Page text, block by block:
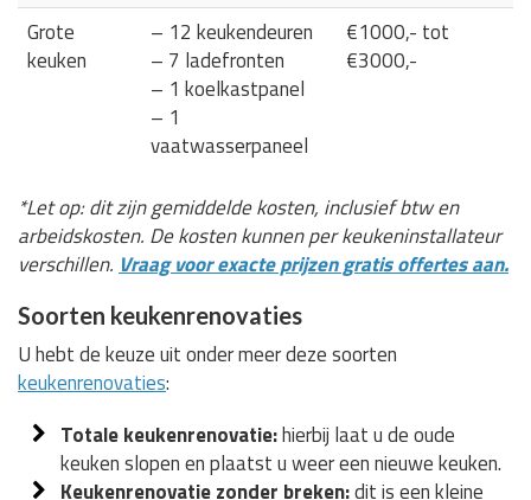
Grote
keuken
– 12 keukendeuren
– 7 ladefronten
– 1 koelkastpanel
– 1
vaatwasserpaneel
€1000,- tot
€3000,-
*Let op: dit zijn gemiddelde kosten, inclusief btw en
arbeidskosten. De kosten kunnen per keukeninstallateur
verschillen. Vraag voor exacte prijzen gratis offertes aan.
Soorten keukenrenovaties
U hebt de keuze uit onder meer deze soorten
keukenrenovaties:
Totale keukenrenovatie:hierbij laat u de oude
keuken slopen en plaatst u weer een nieuwe keuken.
Keukenrenovatie zonder breken:dit is een kleine